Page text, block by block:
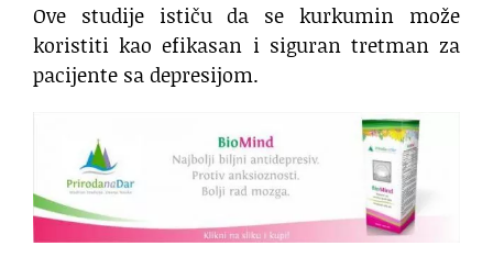
Ove studije ističu da se kurkumin može
koristiti kao efikasan i siguran tretman za
pacijente sa depresijom.